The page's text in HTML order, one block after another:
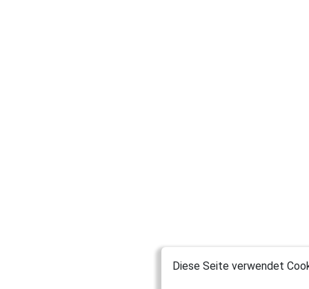
Diese Seite verwendet